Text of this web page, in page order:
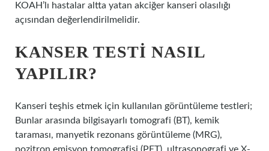
KOAH’lı hastalar altta yatan akciğer kanseri olasılığı
açısından değerlendirilmelidir.
KANSER TESTI NASIL
YAPILIR?
Kanseri teşhis etmek için kullanılan görüntüleme testleri;
Bunlar arasında bilgisayarlı tomografi (BT), kemik
taraması, manyetik rezonans görüntüleme (MRG),